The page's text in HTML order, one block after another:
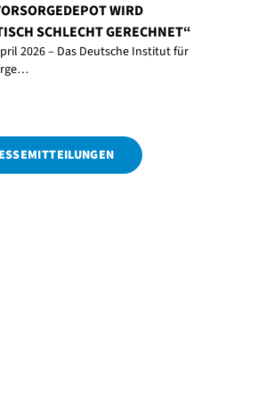
WIRD
SCHLECHT GERECHNET“
2026 – Das Deutsche Institut für